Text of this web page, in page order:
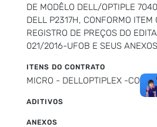
DE MODÊLO DELL/OPTIPLE
DELL P2317H, CONFORMO ITEM
REGISTRO DE PREÇOS DO
021/2016-UFOB E SEUS
ITENS DO CONTRATO
MICRO - DELLOPTIPLEX -COM
ADITIVOS
ANEXOS